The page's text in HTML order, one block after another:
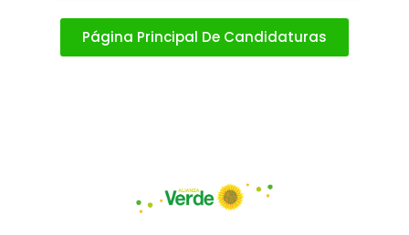
Página Principal De Candidaturas